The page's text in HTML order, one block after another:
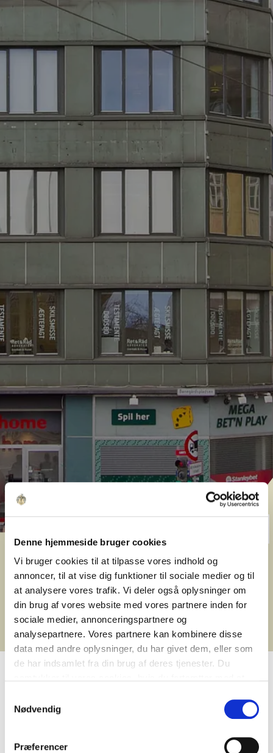
Denne hjemmeside bruger cookies
Vi bruger cookies til at tilpasse vores indhold og
annoncer, til at vise dig funktioner til sociale medier og til
at analysere vores trafik. Vi deler også oplysninger om
din brug af vores website med vores partnere inden for
sociale medier, annonceringspartnere og
analysepartnere. Vores partnere kan kombinere disse
data med andre oplysninger, du har givet dem, eller som
de har indsamlet fra din brug af deres tjenester. Du
Nødvendig
Præferencer
Banegårdspladsen 20
På Banegårdspladsen 20 i Aarhus C finder du
23 lejligheder med 2-4 værelser, fælles
tagterrasse og en central beliggenhed ved
Aarhus Hovedbanegård.
Bo med Aarhus lige uden
for døren
På Banegårdspladsen 20 bor du midt i Aarhus